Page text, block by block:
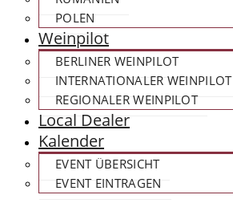
POLEN
Weinpilot
BERLINER WEINPILOT
INTERNATIONALER WEINPILOT
REGIONALER WEINPILOT
Local Dealer
Kalender
EVENT ÜBERSICHT
EVENT EINTRAGEN